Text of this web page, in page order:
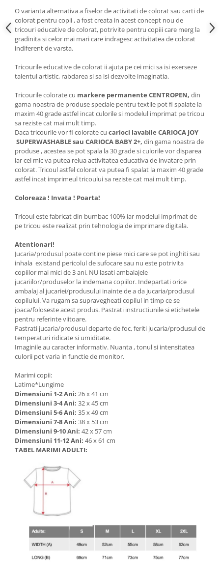
O varianta alternativa a fiselor de activitati de colorat sau carti de
colorat pentru copii , a fost creata in acest concept nou de
tricouri educative de colorat, potrivite pentru copiii care merg la
gradinita si celor mai mari care indragesc activitatea de colorat
indiferent de varsta.
Tricourile educative de colorat ii ajuta pe cei mici sa isi exerseze
talentul artistic, rabdarea si sa isi dezvolte imaginatia.
Tricourile colorate cu markere permanente CENTROPEN, din
gama noastra de produse speciale pentru textile pot fi spalate la
maxim 40 grade astfel incat culorile si modelul imprimat pe tricou
sa reziste cat mai mult timp.
Daca tricourile vor fi colorate cu carioci lavabile CARIOCA JOY
SUPERWASHABLE sau CARIOCA BABY 2+, din gama noastra de
produse , acestea se pot spala la 30 grade si culorile vor disparea
iar cel mic va putea relua activitatea educativa de invatare prin
colorat. Tricoul astfel colorat va putea fi spalat la maxim 40 grade
astfel incat imprimeul tricoului sa reziste cat mai mult timp.
Coloreaza ! Invata ! Poarta!
Tricoul este fabricat din bumbac 100% iar modelul imprimat de
pe tricou este realizat prin tehnologia de imprimare digitala.
Atentionari!
Jucaria/produsul poate contine piese mici care se pot inghiti sau
inhala existand pericolul de sufocare sau nu este potrivita
copiilor mai mici de 3 ani. NU lasati ambalajele
jucariilor/produselor la indemana copiilor. Indepartati orice
ambalaj al jucariei/produsului inainte de a da jucaria/produsul
copilului. Va rugam sa supravegheati copilul in timp ce se
joaca/foloseste acest produs. Pastrati instructiunile si etichetele
pentru referinte viitoare.
Pastrati jucaria/produsul departe de foc, feriti jucaria/produsul de
temperaturi ridicate si umiditate.
Imaginile au caracter informativ. Nuanta , tonul si intensitatea
culorii pot varia in functie de monitor.
Marimi copii:
Latime*Lungime
Dimensiuni 1-2 Ani: 26 x 41 cm
Dimensiuni 3-4 Ani: 32 x 45 cm
Dimensiuni 5-6 Ani: 35 x 49 cm
Dimensiuni 7-8 Ani: 38 x 53 cm
Dimensiuni 9-10 Ani: 42 x 57 cm
Dimensiuni 11-12 Ani: 46 x 61 cm
TABEL MARIMI ADULTI: